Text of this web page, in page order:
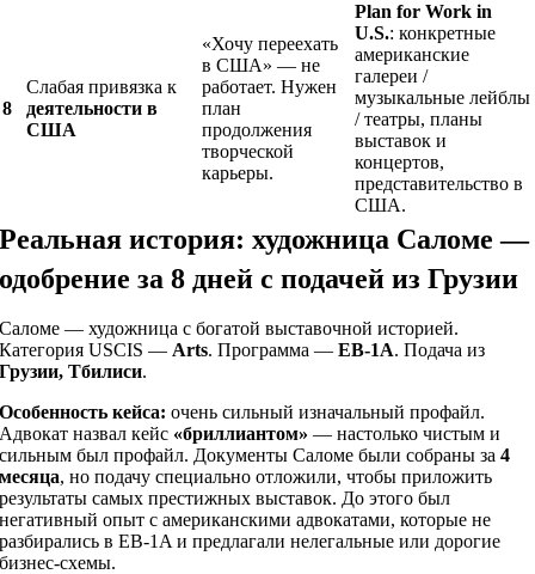
8
Слабая привязка к
деятельности в
США
«Хочу переехать
в США» — не
работает. Нужен
план
продолжения
творческой
карьеры.
Plan for Work in
U.S.: конкретные
американские
галереи /
музыкальные лейблы
/ театры, планы
выставок и
концертов,
представительство в
США.
Реальная история: художница Саломе —
одобрение за 8 дней с подачей из Грузии
Саломе — художница с богатой выставочной историей.
Категория USCIS — Arts. Программа —EB-1A. Подача из
Грузии, Тбилиси.
Особенность кейса: очень сильный изначальный профайл.
Адвокат назвал кейс «бриллиантом» — настолько чистым и
сильным был профайл. Документы Саломе были собраны за4
месяца, но подачу специально отложили, чтобы приложить
результаты самых престижных выставок. До этого был
негативный опыт с американскими адвокатами, которые не
разбирались в EB-1A и предлагали нелегальные или дорогие
бизнес-схемы.